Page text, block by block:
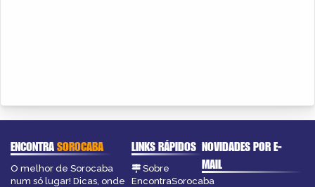
ENCONTRASOROCABA
O melhor de Sorocaba
num só lugar! Dicas, onde
LINKS RÁPIDOS
Sobre
EncontraSorocaba
NOVIDADES POR E-
MAIL